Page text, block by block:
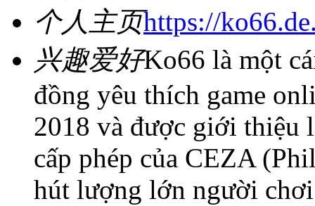
个人主页https://
兴趣爱好Ko66 là một
đồng yêu thích game
2018 và được giới thiệu
cấp phép của CEZA
hút lượng lớn người